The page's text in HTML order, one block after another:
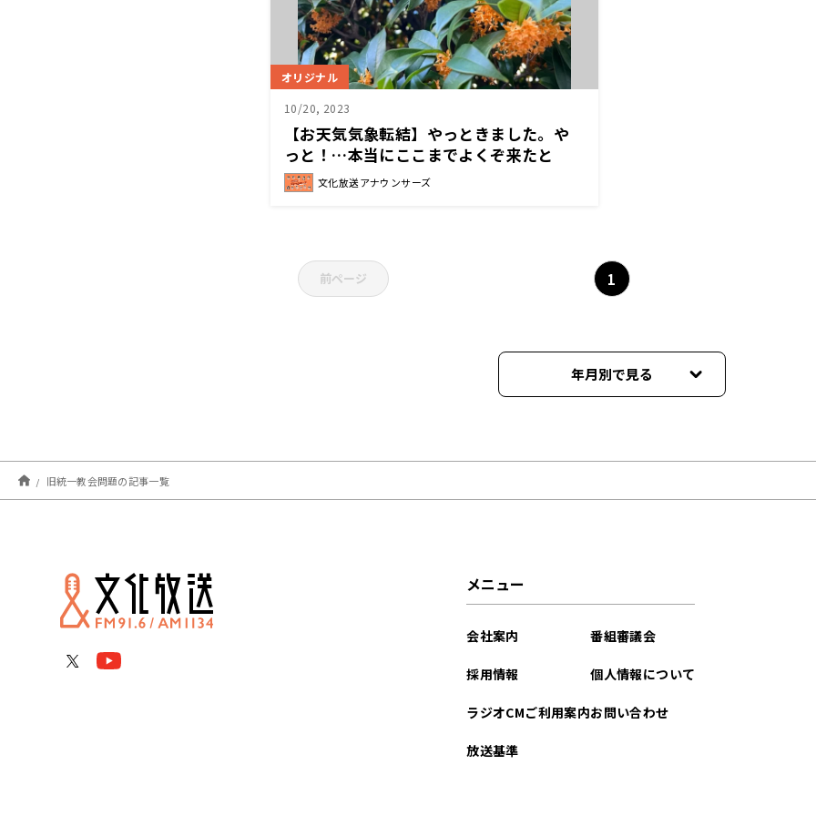
オリジナル
10/20, 2023
【お天気気象転結】やっときました。や
っと！…本当にここまでよくぞ来たと
文化放送アナウンサーズ
前ページ 1
年月別で見る
2023年11月
2023年10月
旧統一教会問題の記事一覧
メニュー
会社案内
採用情報
ラジオCMご利用案内
放送基準
番組審議会
個人情報について
お問い合わせ